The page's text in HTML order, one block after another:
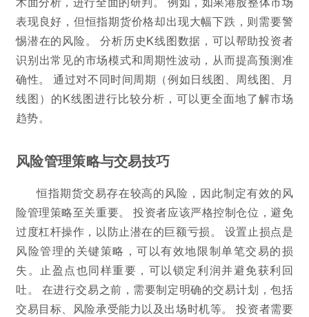
表现良好，但恒指期货价格却出现大幅下跌，则需要警
惕潜在的风险。 分析历史K线图数据，可以帮助投资者
识别出常见的市场模式和周期性波动，从而提高预测准
确性。 通过对不同时间周期（例如日线图、周线图、月
线图）的K线图进行比较分析，可以更全面地了解市场
趋势。
风险管理策略与交易技巧
恒指期货交易存在较高的风险，因此制定有效的风
险管理策略至关重要。 投资者应该严格控制仓位，避免
过度杠杆操作，以防止潜在的巨额亏损。 设置止损点是
风险管理的关键策略，可以有效地限制单笔交易的损
失。止盈点也同样重要，可以锁定利润并避免获利回
吐。 在进行交易之前，需要制定明确的交易计划，包括
交易目标、风险承受能力以及出场时机等。 投资者需要